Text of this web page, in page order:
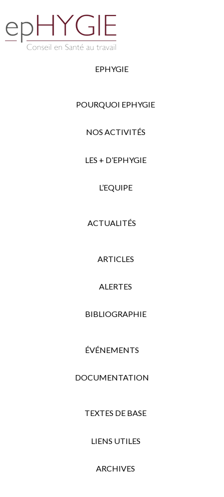
EPHYGIE
POURQUOI EPHYGIE
NOS ACTIVITÉS
LES + D’EPHYGIE
L’EQUIPE
ACTUALITÉS
ARTICLES
ALERTES
BIBLIOGRAPHIE
ÉVÉNEMENTS
DOCUMENTATION
TEXTES DE BASE
LIENS UTILES
ARCHIVES